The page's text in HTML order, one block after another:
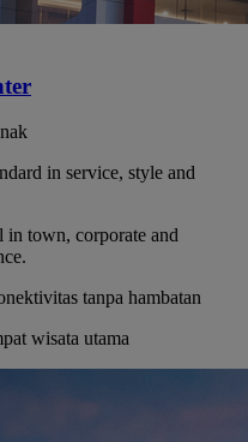
in service, style and
in town, corporate and
tanpa hambatan
wisata utama